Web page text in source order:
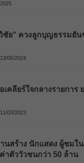
ชัย” ควงลูกบุญธรรมยั
13/05/2024
เคลียร์ใจกลางรายการ
11/03/2023
งานสร้าง นักแสดง ผู้ชมใ
าตัววัวชนกว่า 50 ล้าน